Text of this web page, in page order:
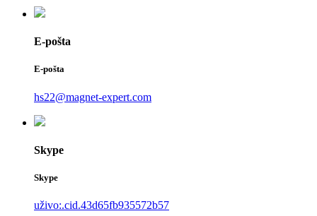
E-pošta
E-pošta
hs22@magnet-expert.com
Skype
Skype
uživo:.cid.43d65fb935572b57